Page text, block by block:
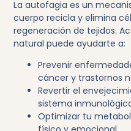
Laautofagia es un
cuerpo recicla y elimina
regeneración de tejidos.
natural puede ayudarte a:
Prevenir
cáncer y trastornos
Revertir el
sistema
Optimizar tu